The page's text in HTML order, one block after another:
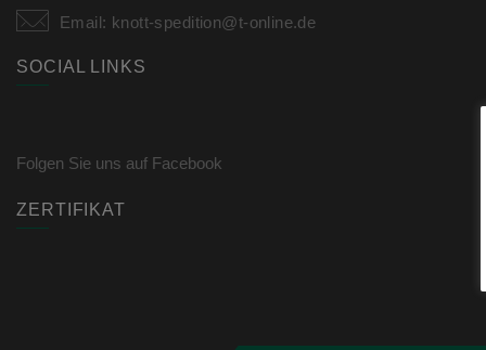
Email: knott-spedition@t-online.de
SOCIAL LINKS
Folgen Sie uns auf Facebook
ZERTIFIKAT